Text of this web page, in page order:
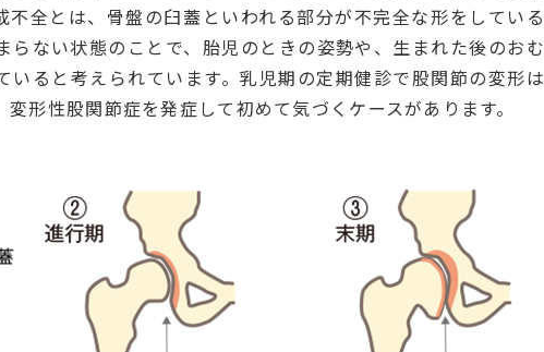
不全とは、骨盤の臼蓋といわれる部分が不完全な形をしている
らない状態のことで、胎児のときの姿勢や、生まれた後のおむ
いると考えられています。乳児期の定期健診で股関節の変形は
形性股関節症を発症して初めて気づくケースがあります。